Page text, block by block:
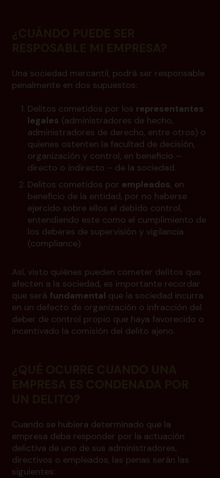
Una sociedad mercantil, podrá ser responsable
penalmente en dos supuestos:
Delitos cometidos por los representantes
legales (administradores de hecho,
administradores de derecho, entre otros) o
quienes ostenten la facultad de decisión,
organización y control, en beneficio –
directo o indirecto – de la sociedad.
Delitos cometidos por empleados, en
beneficio de la entidad, por no haberse
ejercido sobre ellos el debido control,
entendiendo este como el cumplimiento de
los deberes de supervisión y vigilancia
(compliance).
Así, visto quiénes pueden cometer delitos que
afecten a la sociedad, es importante recordar
que será fundamental que la sociedad incurra
en un defecto de organización o infracción del
deber de control propio que haya favorecido o
incentivado la comisión del delito ajeno.
Cuando se hubiera determinado que la
empresa deba responder por la actuación
delictiva de uno de sus administradores,
directivos o empleados, las penas serán las
siguientes: